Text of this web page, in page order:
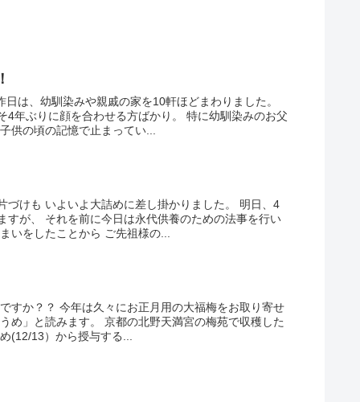
は、幼馴染みや親戚の家を10軒ほどまわりました。
4年ぶりに顔を合わせる方ばかり。 特に幼馴染みのお父
供の頃の記憶で止まってい...
づけも いよいよ大詰めに差し掛かりました。 明日、4
すが、 それを前に今日は永代供養のための法事を行い
いをしたことから ご先祖様の...
すか？？ 今年は久々にお正月用の大福梅をお取り寄せ
め」と読みます。 京都の北野天満宮の梅苑で収穫した
(12/13）から授与する...